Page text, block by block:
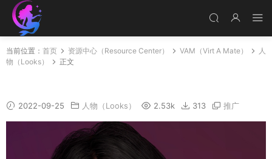
当前位置： 首页 资源中心（Resource Center） VAM（Virt A Mate）
人
物（Looks）
正文
2022-09-25 人物（Looks） 2.53k 313 推广